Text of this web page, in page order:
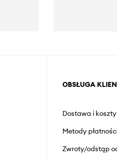
OBSŁUGA
Dostawa i
Metody
Zwroty/odstąp